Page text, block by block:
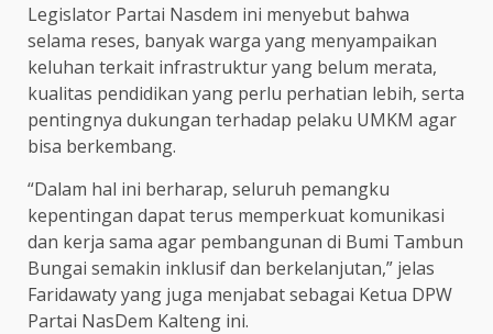
Legislator Partai Nasdem ini menyebut bahwa
selama reses, banyak warga yang menyampaikan
keluhan terkait infrastruktur yang belum merata,
kualitas pendidikan yang perlu perhatian lebih, serta
pentingnya dukungan terhadap pelaku UMKM agar
bisa berkembang.
“Dalam hal ini berharap, seluruh pemangku
kepentingan dapat terus memperkuat komunikasi
dan kerja sama agar pembangunan di Bumi Tambun
Bungai semakin inklusif dan berkelanjutan,” jelas
Faridawaty yang juga menjabat sebagai Ketua DPW
Partai NasDem Kalteng ini.